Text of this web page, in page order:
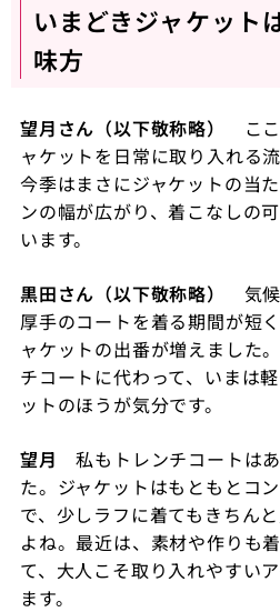
いまどきジャケット
味方
望月さん（以下敬称略）
こ
ャケットを日常に取り入れる
今季はまさにジャケットの当
ンの幅が広がり、着こなしの
います。
黒田さん（以下敬称略） 気
厚手のコートを着る期間が短
ャケットの出番が増えました
チコートに代わって、いまは
ットのほうが気分です。
望月
私もトレンチコートは
た。ジャケットはもともとコ
で、少しラフに着てもきちん
よね。最近は、素材や作りも
て、大人こそ取り入れやすい
ます。